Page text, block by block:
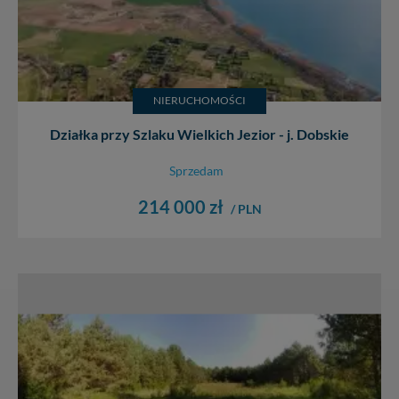
NIERUCHOMOŚCI
Działka przy Szlaku Wielkich Jezior - j. Dobskie
Sprzedam
214 000 zł / PLN